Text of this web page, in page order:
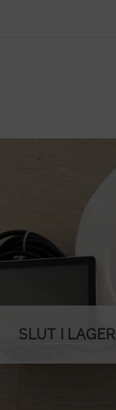
SLUT I LAGER